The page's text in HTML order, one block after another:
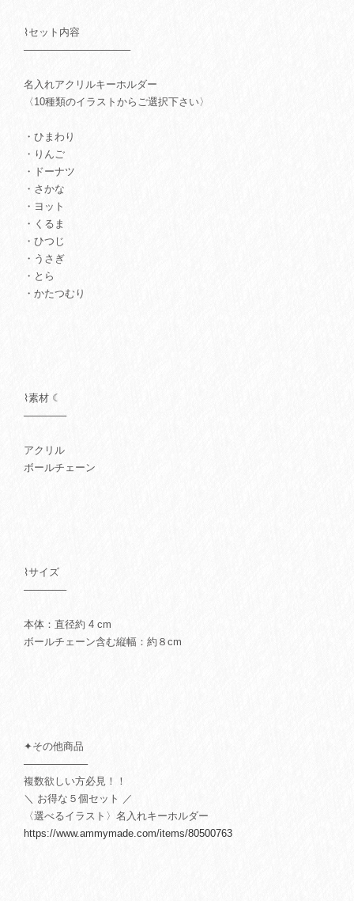
⌇セット内容
───────────────
名入れアクリルキーホルダー
〈10種類のイラストからご選択下さい〉
・ひまわり
・りんご
・ドーナツ
・さかな
・ヨット
・くるま
・ひつじ
・うさぎ
・とら
・かたつむり
⌇素材 ☾
──────
アクリル
ボールチェーン
⌇サイズ
──────
本体：直径約 4 cm
ボールチェーン含む縦幅：約８cm
✦その他商品
─────────
複数欲しい方必見！！
＼ お得な５個セット ／
〈選べるイラスト〉名入れキーホルダー
https://www.ammymade.com/items/80500763